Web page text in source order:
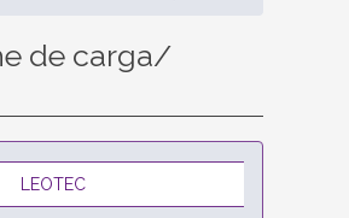
de carga/
LEOTEC